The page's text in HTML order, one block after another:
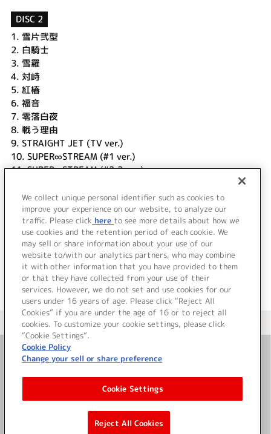
DISC 2
1. 雪片弐型
2. 白騎士
3. 雪羅
4. 対峙
5. 紅椿
6. 福音
7. 零落白夜
8. 戦う理由
9. STRAIGHT JET (TV ver.)
10. SUPER∞STREAM (#1 ver.)
11.SUPER∞STREAM (#2,3 ver.)
13.SUPER∞STREAM (#6,7 ver.)
14. SUPER∞STREAM (#8～ ver.)
＜ BACK
＜ カタログサイト トップページへ
お問い合わせ
サイト利用について
We collect unique personal identifier such as cookies to
improve your experience on our website, to analyze our
traffic. Please click here to see more details about how we
use cookies and the retention period of each cookie. We
may sell or share information about your use of our
website to/with our analytics partners, who may combine
it with other information that you have provided to them
or that they have collected from your use of their
services. However, we do not set and use cookies for our
users under 16 years of age. Please click “Reject All
Cookies” if you are under the age of 16 or to reject all
cookies. To customize your cookie settings, please click
“Cookie Settings”.
Cookie Policy
Change your sell or share preference
Cookie Settings
Reject All Cookies